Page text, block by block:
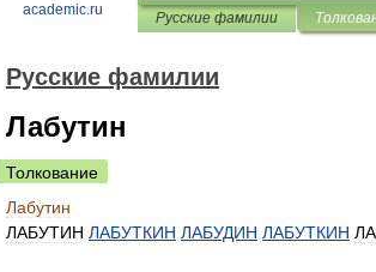
academic.ru Русские фамилии
Русские фамилии
Лабутин
Толкование
Лабутин
ЛАБУТИН ЛАБУТКИН ЛАБУДИН ЛАБУТКИН